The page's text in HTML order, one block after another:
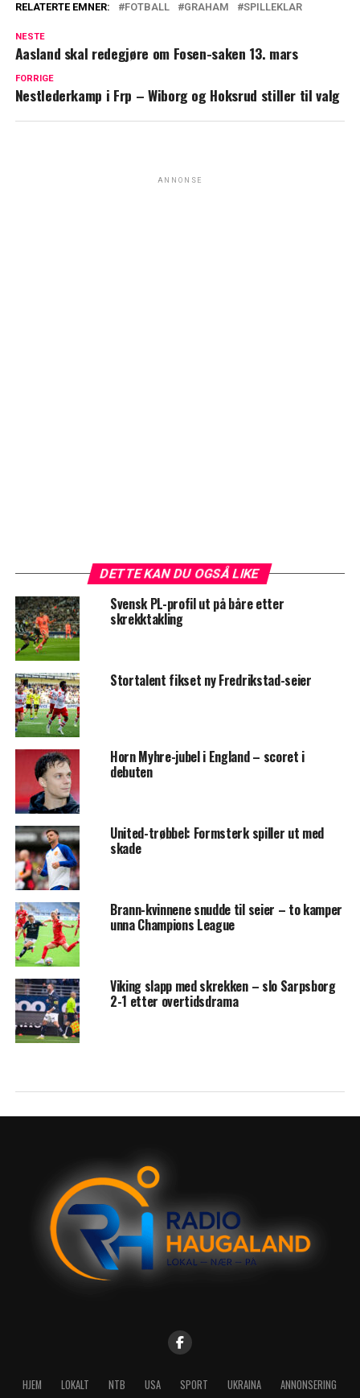
RELATERTE EMNER: FOTBALL GRAHAM SPILLEKLAR
NESTE
Aasland skal redegjøre om Fosen-saken 13. mars
FORRIGE
Nestlederkamp i Frp – Wiborg og Hoksrud stiller til valg
ANNONSE
DETTE KAN DU OGSÅ LIKE
Svensk PL-profil ut på båre etter
skrekktakling
Stortalent fikset ny Fredrikstad-seier
Horn Myhre-jubel i England – scoret i
debuten
United-trøbbel: Formsterk spiller ut med
skade
Brann-kvinnene snudde til seier – to kamper
unna Champions League
Viking slapp med skrekken – slo Sarpsborg
2-1 etter overtidsdrama
HJEM LOKALT NTB USA SPORT UKRAINA
ANNONSERING